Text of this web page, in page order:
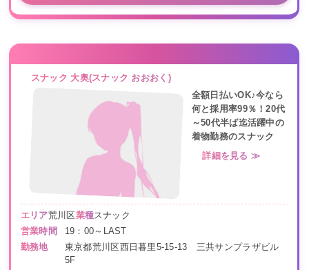
スナック 大奥(スナック おおおく)
全額日払いOK♪今なら
何と採用率99％！20代
～50代半ば迄活躍中の
着物勤務のスナック
詳細を見る ≫
エリア荒川区業種スナック
営業時間
19：00～LAST
勤務地
東京都荒川区西日暮里5-15-13 三共サンプラザビル
5F